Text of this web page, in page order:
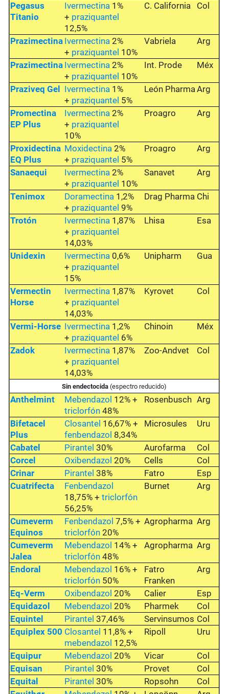
Pegasus
Titanio
Ivermectina 1%
+ praziquantel
12,5%
C. California Col
Prazimectina Ivermectina 2%
+ praziquantel 10%
Vabriela Arg
Prazimectina Ivermectina 2%
+ praziquantel 10%
Int. Prode Méx
Praziveq Gel Ivermectina 1%
+ praziquantel 5%
León PharmaArg
Promectina
EP Plus
Ivermectina 2%
+ praziquantel
10%
Proagro Arg
Proxidectina
EQ Plus
Moxidectina 2%
+ praziquantel 5%
Proagro Arg
Sanaequi Ivermectina 2%
+ praziquantel 10%
Sanavet Arg
Tenimox Doramectina 1,2%
+ praziquantel 9%
Drag Pharma Chi
Trotón Ivermectina 1,87%
+ praziquantel
14,03%
Lhisa Esa
Unidexin Ivermectina 0,6%
+ praziquantel
15%
Unipharm Gua
Vermectin
Horse
Ivermectina 1,87%
+ praziquantel
14,03%
Kyrovet Col
Vermi-Horse Ivermectina 1,2%
+ praziquantel 6%
Chinoin Méx
Zadok Ivermectina 1,87%
+ praziquantel
14,03%
Zoo-Andvet Col
Sin endectocida (espectro reducido)
Anthelmint Mebendazol 12% +
triclorfón 48%
Rosenbusch Arg
Bifetacel
Plus
Closantel 16,67% +
fenbendazol 8,34%
Microsules Uru
Cabatel Pirantel 30% Aurofarma
Col
Corcel
Oxibendazol 20% Cells
Col
Crinar
Pirantel 38% Fatro
Esp
Cuatrifecta
Fenbendazol
18,75% +triclorfón
56,25%
Burnet Arg
Cumeverm
Equinos
Fenbendazol 7,5% +
triclorfón 20%
Agropharma Arg
Cumeverm
Jalea
Mebendazol 14% +
triclorfón 48%
Agropharma Arg
Endoral Mebendazol 16% +
triclorfón 50%
Fatro
Franken
Arg
Eq-Verm Oxibendazol 20% Calier
Esp
Equidazol
Mebendazol 20% Pharmek
Col
Equintel
Pirantel 37,46% Servinsumos Col
Equiplex 500 Closantel 11,8% +
mebendazol 12,5%
Ripoll Uru
Equipur Mebendazol 20% Vicar
Col
Equisan
Pirantel 30% Provet
Col
Equital
Pirantel 30% Ropsohn
Col